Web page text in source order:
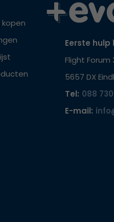
kopen
Eerste hulp
Flight Forum
5657 DX
Tel: 088
E-mail: